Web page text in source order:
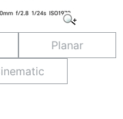
Planar